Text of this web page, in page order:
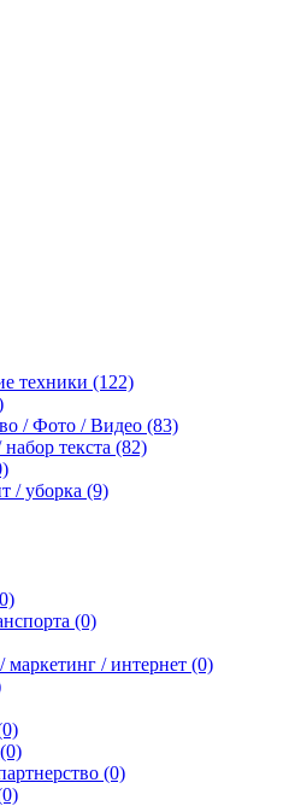
техники (122)
/ Фото / Видео (83)
текста (82)
/ уборка (9)
(0)
маркетинг / интернет (0)
(0)
(0)